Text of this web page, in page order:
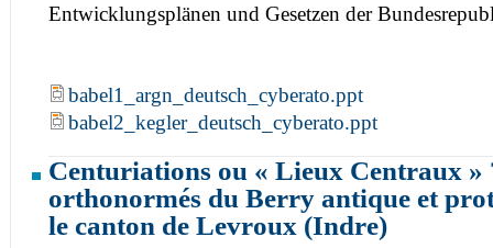
Entwicklungsplänen und Gesetzen der
babel1_argn_deutsch_cyberato.ppt
babel2_kegler_deutsch_cyberato.ppt
Centuriations ou « Lieux Centraux »
orthonormés du Berry antique et
le canton de Levroux (Indre)